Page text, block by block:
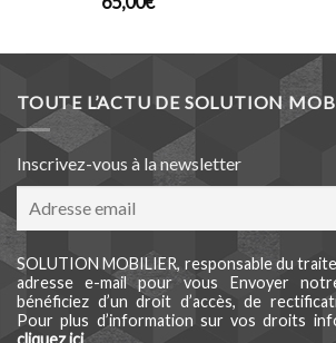
TOUTE L’ACTU DE SOLUTION
Inscrivez-vous à la newsletter
SOLUTION MOBILIER, responsable du
adresse e-mail pour vous Envoyer
bénéficiez d’un droit d’accès, de
Pour plus d’information sur vos droits
cliquez ici.